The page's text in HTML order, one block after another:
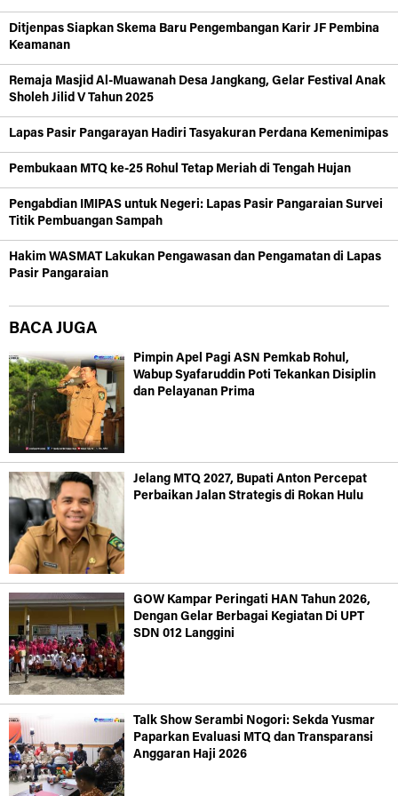
Ditjenpas Siapkan Skema Baru Pengembangan Karir JF Pembina
Keamanan
Remaja Masjid Al-Muawanah Desa Jangkang, Gelar Festival Anak
Sholeh Jilid V Tahun 2025
Lapas Pasir Pangarayan Hadiri Tasyakuran Perdana Kemenimipas
Pembukaan MTQ ke-25 Rohul Tetap Meriah di Tengah Hujan
Pengabdian IMIPAS untuk Negeri: Lapas Pasir Pangaraian Survei
Titik Pembuangan Sampah
Hakim WASMAT Lakukan Pengawasan dan Pengamatan di Lapas
Pasir Pangaraian
BACA JUGA
Pimpin Apel Pagi ASN Pemkab Rohul,
Wabup Syafaruddin Poti Tekankan Disiplin
dan Pelayanan Prima
Jelang MTQ 2027, Bupati Anton Percepat
Perbaikan Jalan Strategis di Rokan Hulu
GOW Kampar Peringati HAN Tahun 2026,
Dengan Gelar Berbagai Kegiatan Di UPT
SDN 012 Langgini
Talk Show Serambi Nogori: Sekda Yusmar
Paparkan Evaluasi MTQ dan Transparansi
Anggaran Haji 2026